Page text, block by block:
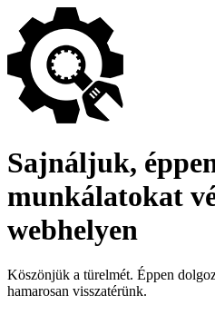
Sajnáljuk,
munkálatokat
webhelyen
Köszönjük a türelmét. Éppen
hamarosan visszatérünk.